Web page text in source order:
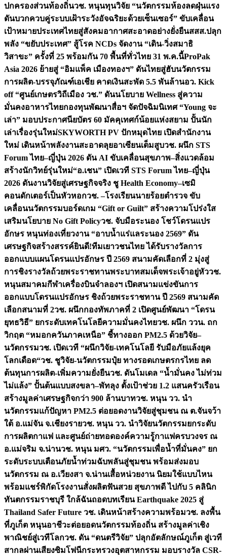
ปกครองส่วนท้องถิ่นวช. หนุนทุนวิจัย “นวัตกรรมห้องลดฝุ่นแรง
ดันบวกควบคู่ระบบเฝ้าระวังอัจฉริยะด้วยเซ็นเซอร์” ขับเคลื่อน
เป้าหมายประเทศไทยสู่สังคมอากาศสะอาดอย่างยั่งยืนสสส.ปลุก
พลัง “ขยับประเทศ” สู้โรค NCDs จัดงาน “เดิน-วิ่งสมาธิ
วิสาขะ” ครั้งที่ 25 พร้อมกัน 70 พื้นที่ทั่วไทย 31 พ.ค.นี้ProPak
Asia 2026 ย้ายสู่ “อิมแพ็ค เมืองทองฯ” ดันไทยสู่ฮับนวัตกรรม
การผลิต-บรรจุภัณฑ์เอเชีย คาดเงินสะพัด 5.5 พันล้านอว. Kick
off “ศูนย์เกษตรวิถีเมือง วช.” ดันนโยบาย Wellness สู่ความ
มั่นคงอาหารไทยกองทุนพัฒนาสื่อฯ จัดปัจฉิมนิเทศ “Young จะ
เล่า” มอบประกาศนียบัตร 60 มัคคุเทศก์น้อยแห่งสยาม ปั้นนัก
เล่าเรื่องรุ่นใหม่SKYWORTH PV ปักหมุดไทย เปิดสำนักงาน
ใหม่ เดินหน้าพลังงานสะอาดลุยอาเซียนเต็มสูบวช. ผนึก STS
Forum ไทย–ญี่ปุ่น 2026 ดัน AI ขับเคลื่อนสุขภาพ–สิ่งแวดล้อม
สร้างนักวิทย์รุ่นใหม่“อ.เชน” เปิดเวที STS Forum ไทย–ญี่ปุ่น
2026 ดันงานวิจัยสู่เศรษฐกิจจริง ชู Health Economy–เซมิ
คอนดักเตอร์เป็นหัวหอกวช. –โรงเรียนนายร้อยตำรวจ ขับ
เคลื่อนนวัตกรรมบอร์ดเกม “Gift or Guilt” สร้างความโปร่งใส
เสริมนโยบาย No Gift Policyวช. จับมือระนอง โชว์โดรนแปร
อักษร หนุนท่องเที่ยวงาน “อาบน้ำแร่แลระนอง 2569” ดัน
เศรษฐกิจสร้างสรรค์ยินดี!ทีมเยาวชนไทย ได้รับรางวัลการ
ออกแบบแผนโดรนแปรอักษร ปี 2569 สนามคัดเลือกที่ 2 มุ่งสู่
การชิงรางวัลถ้วยพระราชทานพระบาทสมเด็จพระเจ้าอยู่หัววช.
หนุนสมาคมกีฬาเครื่องบินจำลองฯ เปิดสนามแข่งขันการ
ออกแบบโดรนแปรอักษร ชิงถ้วยพระราชทาน ปี 2569 สนามคัด
เลือกสนามที่ 2วช. ผนึกกองทัพภาคที่ 2 เปิดศูนย์พัฒนา “โดรน
ยุทธวิธี” ยกระดับเทคโนโลยีความมั่นคงไทยวช. ผนึก ววน. ถก
วิกฤต “หมอกควันภาคเหนือ” ชี้ทางออก PM2.5 ด้วยวิจัย–
นวัตกรรมวช. เปิดเวที “ผนึกวิจัย-เทคโนโลยี รับมือภัยแล้งยุค
โลกเดือด“วช. ชูวิจัย-นวัตกรรมปุ๋ย ทางรอดเกษตรกรไทย ลด
ต้นทุนการผลิต-เพิ่มความยั่งยืนวช. ดันโมเดล “น้ำมั่นคง ไม่ท่วม
ไม่แล้ง” ปั้นต้นแบบสงขลา–พัทลุง ตั้งเป้าช่วย 1.2 แสนครัวเรือน
สร้างมูลค่าเศรษฐกิจกว่า 900 ล้านบาทวช. หนุน วว. นำ
นวัตกรรมแก้ปัญหา PM2.5 ต่อยอดงานวิจัยสู่ชุมชน ณ ต.จันจว้า
ใต้ อ.แม่จัน จ.เชียงรายวช. หนุน วว. นำวิจัยนวัตกรรมยกระดับ
การผลิตกาแฟ และศูนย์ถ่ายทอดองค์ความรู้กาแฟครบวงจร ณ
อ.แม่จริม จ.น่านวช. หนุน มศว. “นวัตกรรมเพื่อน้ำที่มั่นคง” ยก
ระดับระบบเตือนภัยน้ำท่วมฉับพลันสู่ชุมชน พร้อมส่งมอบ
นวัตกรรม ณ อ.เวียงสา จ.น่านเสื้อหน่วยงาน นิยมใช้แบบไหน
พร้อมแชร์พิกัดโรงงานสั่งผลิตฟันสวย สุขภาพดี ไปกับ 5 คลินิก
ทันตกรรมราชบุรี ใกล้ฉันถอดบทเรียน Earthquake 2025 สู่
Thailand Safer Future วช. เดินหน้าสร้างความพร้อมวช. ลงพื้น
ที่ภูเก็ต หนุนอาชีวะต่อยอดนวัตกรรมท้องถิ่น สร้างมูลค่าเชิง
พาณิชย์สู่เวทีโลกวช. ดัน “ดนตรีวิจัย” ปลุกอัตลักษณ์ภูเก็ต สู่เวที
สากลผ่านเสียงซิมโฟนีกระทรวงอุตสาหกรรม มอบรางวัล CSR-